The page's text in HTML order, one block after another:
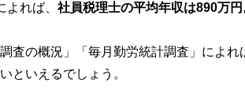
れば、 社員税理士の平均年収は890万円
査の概況」「毎月勤労統計調査」によれ
といえるでしょう。